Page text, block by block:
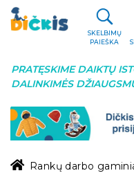
SKELBIMŲ
PAIEŠKA
PRATĘSKIME DAIKTŲ
DALINKIMĖS
Rankų darbo